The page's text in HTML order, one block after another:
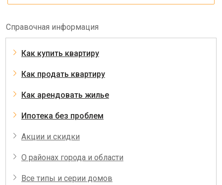
Справочная информация
Как купить квартиру
Как продать квартиру
Как арендовать жилье
Ипотека без проблем
Акции и скидки
О районах города и области
Все типы и серии домов